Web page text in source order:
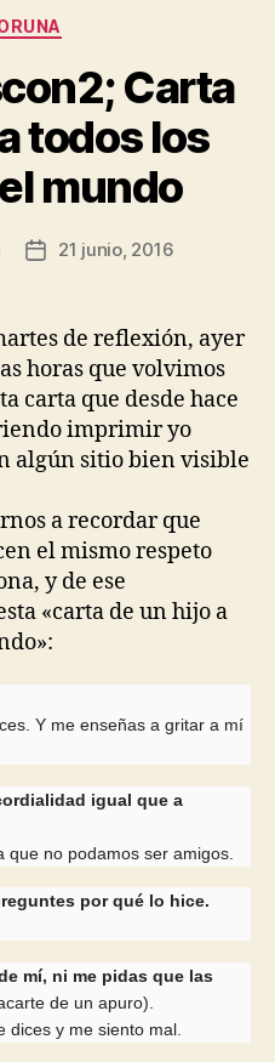
Categorías
Carta
todos los
mundo
Fecha
entrada
21 junio, 2016
de reflexión, ayer
horas que volvimos
carta que desde hace
imprimir yo
algún sitio bien visible
a recordar que
el mismo respeto
y de ese
«carta de un hijo a
Y me enseñas a gritar a mí
igual que a
no podamos ser amigos.
por qué lo hice.
mí, ni me pidas que las
de un apuro).
dices y me siento mal.